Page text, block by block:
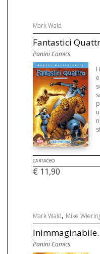
Mark Waid
Fantastici
Panini Comics
I
CARTACEO
€ 11,90
Mark Waid, Mike
Panini Comics